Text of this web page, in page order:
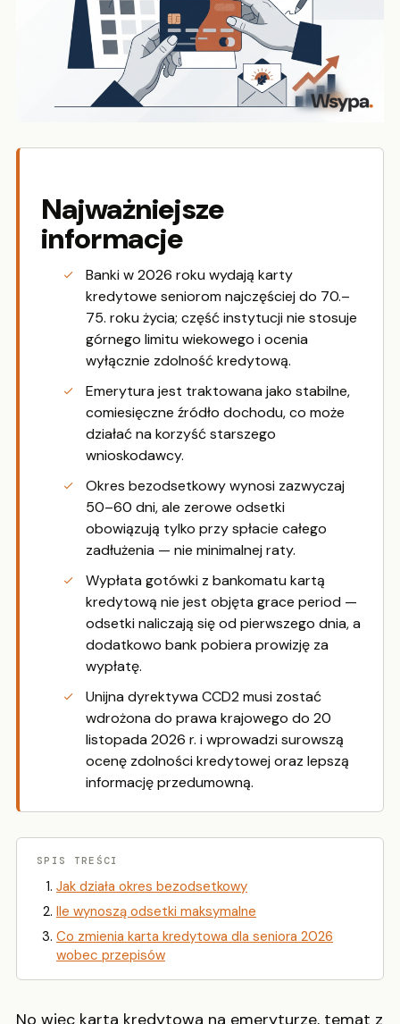
Najważniejsze
informacje
Banki w 2026 roku wydają karty
kredytowe seniorom najczęściej do 70.–
75. roku życia; część instytucji nie stosuje
górnego limitu wiekowego i ocenia
wyłącznie zdolność kredytową.
Emerytura jest traktowana jako stabilne,
comiesięczne źródło dochodu, co może
działać na korzyść starszego
wnioskodawcy.
Okres bezodsetkowy wynosi zazwyczaj
50–60 dni, ale zerowe odsetki
obowiązują tylko przy spłacie całego
zadłużenia — nie minimalnej raty.
Wypłata gotówki z bankomatu kartą
kredytową nie jest objęta grace period —
odsetki naliczają się od pierwszego dnia, a
dodatkowo bank pobiera prowizję za
wypłatę.
Unijna dyrektywa CCD2 musi zostać
wdrożona do prawa krajowego do 20
listopada 2026 r. i wprowadzi surowszą
ocenę zdolności kredytowej oraz lepszą
informację przedumowną.
SPIS TREŚCI
Jak działa okres bezodsetkowy
Ile wynoszą odsetki maksymalne
Co zmienia karta kredytowa dla seniora 2026
wobec przepisów
No więc karta kredytowa na emeryturze, temat z